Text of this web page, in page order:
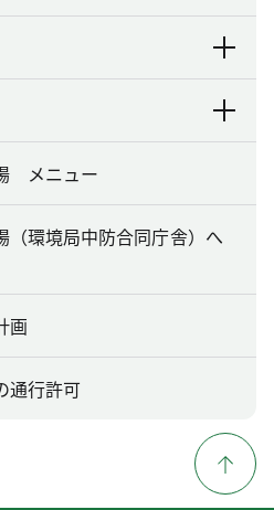
メニュー
（環境局中防合同庁舎）へ
画
通行許可